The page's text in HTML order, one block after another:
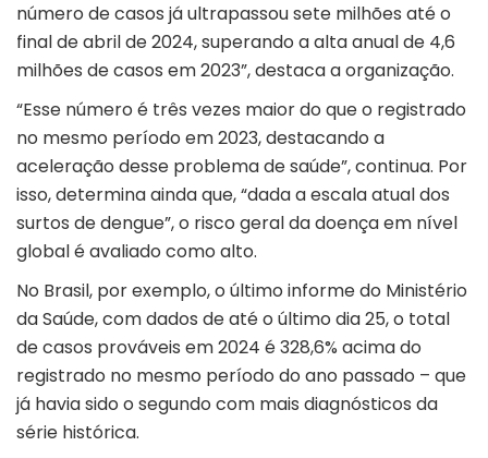
número de casos já ultrapassou sete milhões até o
final de abril de 2024, superando a alta anual de 4,6
milhões de casos em 2023”, destaca a organização.
“Esse número é três vezes maior do que o registrado
no mesmo período em 2023, destacando a
aceleração desse problema de saúde”, continua. Por
isso, determina ainda que, “dada a escala atual dos
surtos de dengue”, o risco geral da doença em nível
global é avaliado como alto.
No Brasil, por exemplo, o último informe do Ministério
da Saúde, com dados de até o último dia 25, o total
de casos prováveis em 2024 é 328,6% acima do
registrado no mesmo período do ano passado – que
já havia sido o segundo com mais diagnósticos da
série histórica.